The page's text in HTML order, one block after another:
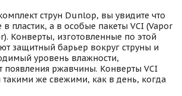
струн Dunlop, вы увидите что
пластик, а в особые пакеты VCI (Vapor
Конверты, изготовленные по этой
защитный барьер вокруг струны и
уровень влажности,
появления ржавчины. Конверты VCI
такими же свежими, как в день, когда